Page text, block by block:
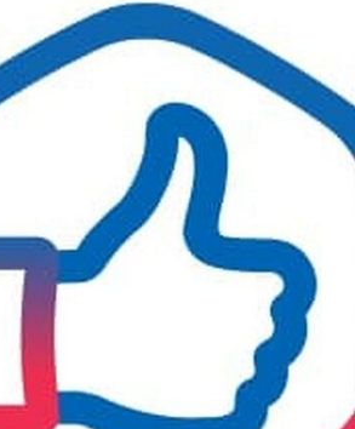
в подъезде мусор, сотрудники
водоканал" в отношении
унитарное предприятие